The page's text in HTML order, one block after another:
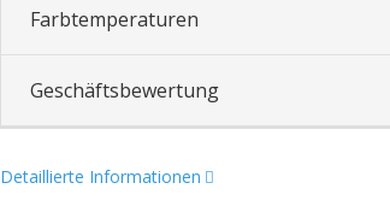
Farbtemperaturen
Geschäftsbewertung
Detaillierte Informationen